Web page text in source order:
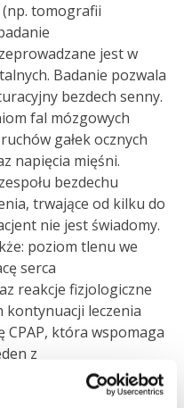
tomografii
jest w
Badanie pozwala
bezdech senny.
fal mózgowych
gałek ocznych
napięcia mięśni.
bezdechu
trwające od kilku do
nie jest świadomy.
poziom tlenu we
serca
reakcje fizjologiczne
kontynuacji leczenia
CPAP, która wspomaga
z
leczenia bezdechu
spać spokojnie, bez